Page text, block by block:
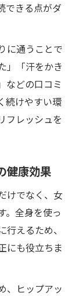
できる点がダ
に通うことで
」「汗をかき
などの口コミ
続けやすい環
フレッシュを
健康効果
けでなく、女
。全身を使っ
えるため、
にも役立ちま
、ヒップアッ